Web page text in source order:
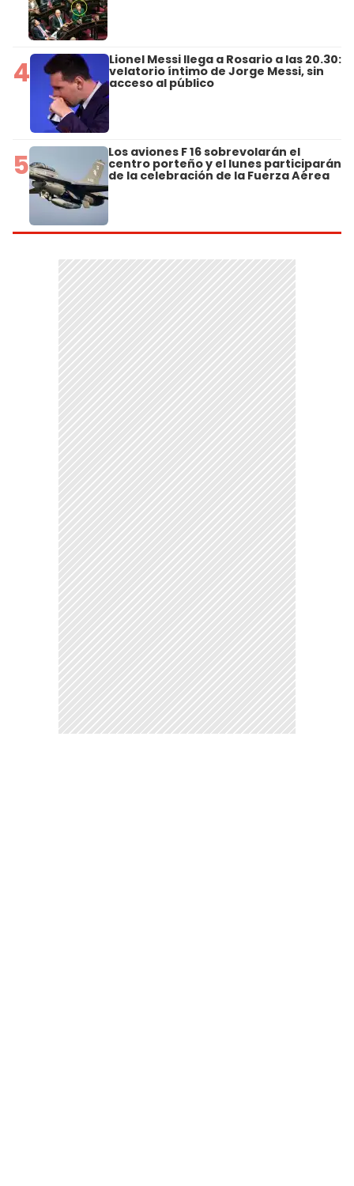
4 Lionel Messi llega a Rosario a las 20.30:
velatorio íntimo de Jorge Messi, sin
acceso al público
5 Los aviones F 16 sobrevolarán el
centro porteño y el lunes participarán
de la celebración de la Fuerza Aérea